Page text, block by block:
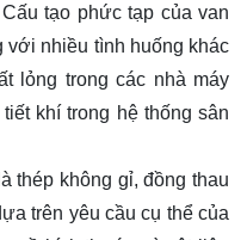
tạo phức tạp của van
với nhiều tình huống khác
lỏng trong các nhà máy
khí trong hệ thống sân
thép không gỉ, đồng thau
trên yêu cầu cụ thể của